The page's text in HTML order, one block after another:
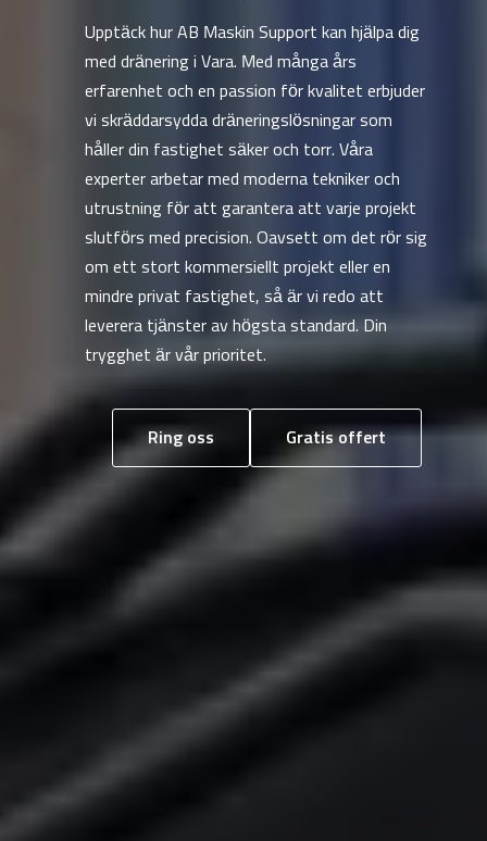
Upptäck hur AB Maskin Support kan hjälpa dig
med dränering i Vara. Med många års
erfarenhet och en passion för kvalitet erbjuder
vi skräddarsydda dräneringslösningar som
håller din fastighet säker och torr. Våra
experter arbetar med moderna tekniker och
utrustning för att garantera att varje projekt
slutförs med precision. Oavsett om det rör sig
om ett stort kommersiellt projekt eller en
mindre privat fastighet, så är vi redo att
leverera tjänster av högsta standard. Din
trygghet är vår prioritet.
Ring oss Gratis offert